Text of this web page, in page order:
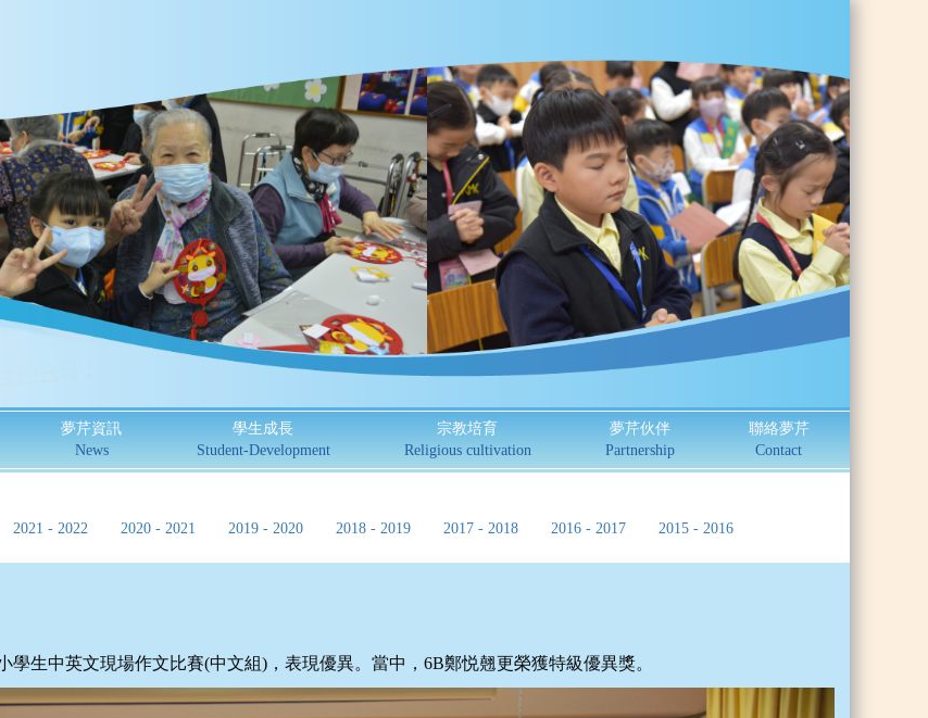
夢芹資訊
News
學生成長
Student-Development
宗教培育
Religious cultivation
夢芹伙伴
Partnership
聯絡夢芹
Contact
2021 - 2022 2020 - 2021 2019 - 2020 2018 - 2019 2017 - 2018 2016 - 2017 2015 - 2016
生中英文現場作文比賽(中文組)，表現優異。當中，6B鄭悦翹更榮獲特級優異獎。